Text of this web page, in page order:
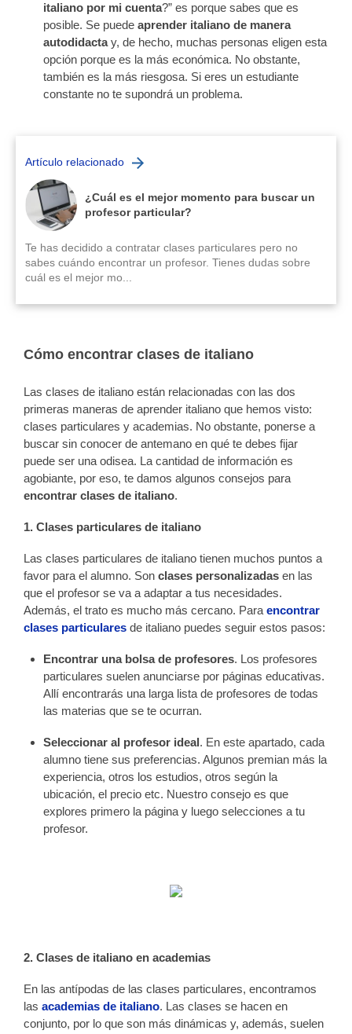
italiano por mi cuenta?” es porque sabes que es
posible. Se puedeaprender italiano de manera
autodidactay, de hecho, muchas personas eligen esta
opción porque es la más económica. No obstante,
también es la más riesgosa. Si eres un estudiante
constante no te supondrá un problema.
Artículo relacionado
¿Cuál es el mejor momento para buscar un
profesor particular?
Te has decidido a contratar clases particulares pero no
sabes cuándo encontrar un profesor. Tienes dudas sobre
cuál es el mejor mo...
Cómo encontrar clases de italiano
Las clases de italiano están relacionadas con las dos
primeras maneras de aprender italiano que hemos visto:
clases particulares y academias. No obstante, ponerse a
buscar sin conocer de antemano en qué te debes fijar
puede ser una odisea. La cantidad de información es
agobiante, por eso, te damos algunos consejos para
encontrar clases de italiano.
1. Clases particulares de italiano
Las clases particulares de italiano tienen muchos puntos a
favor para el alumno. Son clases personalizadas en las
que el profesor se va a adaptar a tus necesidades.
Además, el trato es mucho más cercano. Para encontrar
clases particulares de italiano puedes seguir estos pasos:
Encontrar una bolsa de profesores. Los profesores
particulares suelen anunciarse por páginas educativas.
Allí encontrarás una larga lista de profesores de todas
las materias que se te ocurran.
Seleccionar al profesor ideal. En este apartado, cada
alumno tiene sus preferencias. Algunos premian más la
experiencia, otros los estudios, otros según la
ubicación, el precio etc. Nuestro consejo es que
explores primero la página y luego selecciones a tu
profesor.
2. Clases de italiano en academias
En las antípodas de las clases particulares, encontramos
las academias de italiano. Las clases se hacen en
conjunto, por lo que son más dinámicas y, además, suelen